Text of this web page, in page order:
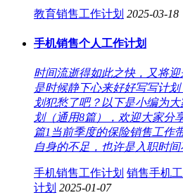
教育销售工作计划 2025-03-18
手机销售个人工作计划
时间流逝得如此之快，又将迎
是时候静下心来好好写写计
划犯愁了吧？以下是小编为
划（通用8篇），欢迎大家分
篇1当前季度的保险销售工作
自身的不足，也许是入职时
手机销售工作计划 销售手机
计划 2025-01-07